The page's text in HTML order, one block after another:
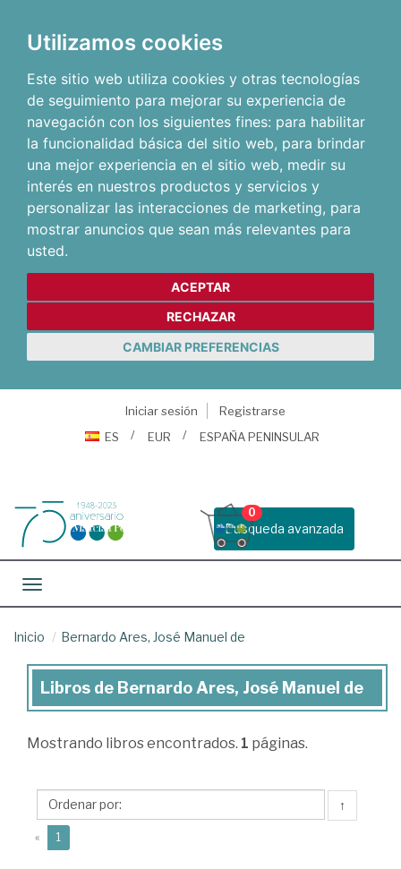
Utilizamos cookies
Este sitio web utiliza cookies y otras tecnologías
de seguimiento para mejorar su experiencia de
navegación con los siguientes fines: para habilitar
la funcionalidad básica del sitio web, para brindar
una mejor experiencia en el sitio web, medir su
interés en nuestros productos y servicios y
personalizar las interacciones de marketing, para
mostrar anuncios que sean más relevantes para
usted.
ACEPTAR
RECHAZAR
CAMBIAR PREFERENCIAS
Iniciar sesión
Registrarse
ES
EUR ESPAÑA PENINSULAR
Busqueda avanzada
0
Toggle navigation
Inicio Bernardo Ares, José Manuel de
Libros
Bernardo
José
Manuel
Libros de Bernardo Ares, José Manuel de
Mostrando libros encontrados. 1 páginas.
↑
« 1